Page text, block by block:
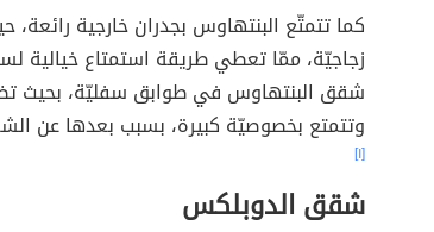
كما تتمتّع البنتهاوس بجدران خارجية رائعة،
زجاجيّة، ممّا تعطي طريقة استمتاع خيالية
شقق البنتهاوس في طوابق سفليّة، بحيث
وتتمتع بخصوصيّة كبيرة، بسبب بعدها عن
[١]
شقق الدوبلكس